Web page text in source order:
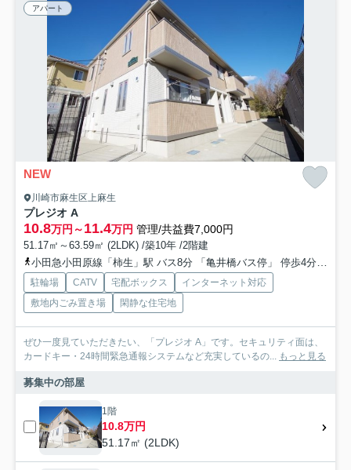
アパート
NEW
川崎市麻生区上麻生
プレジオ A
10.8万円～11.4万円 管理/共益費7,000円
51.17㎡～63.59㎡ (2LDK) /築10年 /2階建
小田急小田原線「柿生」駅 バス8分 「亀井橋バス停」 停歩4分
駐輪場 CATV 宅配ボックス
インターネット対応
敷地内ごみ置き場
閑静な住宅地
ぜひ一度見ていただきたい、「プレジオ A」です。セキュリティ面は、
カードキー・24時間緊急通報システムなど充実しているの...
もっと見る
募集中の部屋
1階
10.8万円
51.17㎡ (2LDK)